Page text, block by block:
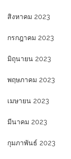
สิงหาคม 2023
กรกฎาคม 2023
มิถุนายน 2023
พฤษภาคม 2023
เมษายน 2023
มีนาคม 2023
กุมภาพันธ์ 2023